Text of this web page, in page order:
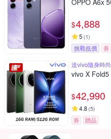
OPPO A6x
$4,888
5 (1)
挑戰低價 券
送vivo隨身時
vivo X
$42,990
4.8 (5)
券 贈品